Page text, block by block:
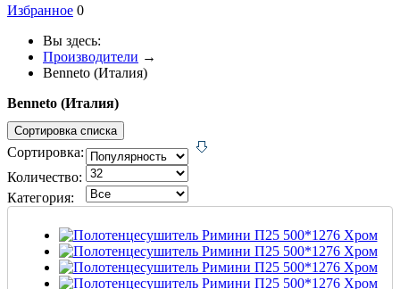
Избранное 0
Вы здесь:
Производители →
Benneto (Италия)
Benneto (Италия)
Сортировка списка
Сортировка:
Количество:
Категория: